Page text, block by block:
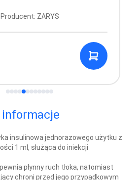
Producent: ZARYS
informacje
insulinowa jednorazowego użytku z
1 ml, służąca do iniekcji
płynny ruch tłoka, natomiast
chroni przed jego przypadkowym